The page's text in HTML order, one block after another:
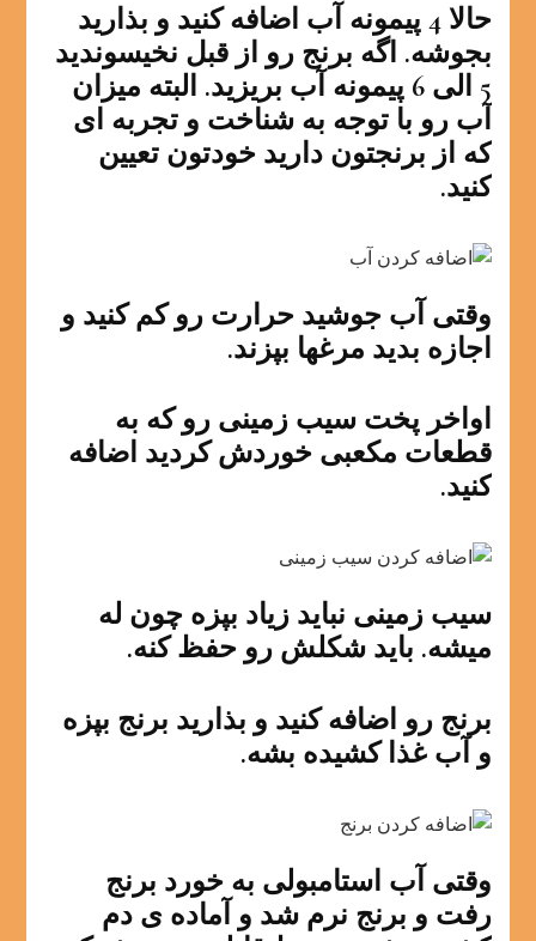
حالا 4 پیمونه آب اضافه کنید و بذارید
بجوشه. اگه برنج رو از قبل نخیسوندید
5 الی 6 پیمونه آب بریزید. البته میزان
آب رو با توجه به شناخت و تجربه ای
که از برنجتون دارید خودتون تعیین
کنید.
وقتی آب جوشید حرارت رو کم کنید و
اجازه بدید مرغها بپزند.
اواخر پخت سیب زمینی رو که به
قطعات مکعبی خوردش کردید اضافه
کنید.
سیب زمینی نباید زیاد بپزه چون له
میشه. باید شکلش رو حفظ کنه.
برنج رو اضافه کنید و بذارید برنج بپزه
و آب غذا کشیده بشه.
وقتی آب استامبولی به خورد برنج
رفت و برنج نرم شد و آماده ی دم